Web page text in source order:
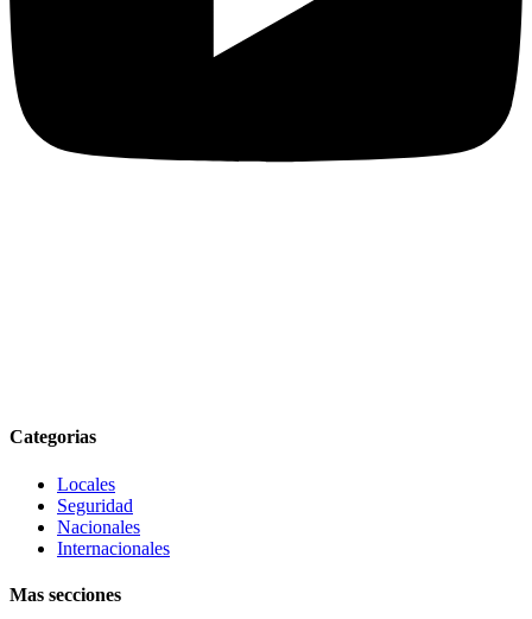
Categorias
Locales
Seguridad
Nacionales
Internacionales
Mas secciones